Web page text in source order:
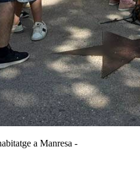
a Manresa -